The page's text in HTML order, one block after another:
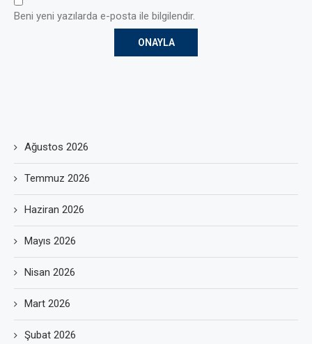
Beni yeni yazılarda e-posta ile bilgilendir.
Ağustos 2026
Temmuz 2026
Haziran 2026
Mayıs 2026
Nisan 2026
Mart 2026
Şubat 2026